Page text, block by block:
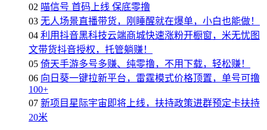
02 喵信号 首码上线 保底零撸
03 无人场景直播带货，刚睡醒就在爆单，小白也能做！
04 利用抖音黑科技云端商城快速涨粉开橱窗，米无忧图
文带货抖音授权，托管躺赚！
05 倚天手游多号多赚、纯零撸，不用下载，轻松赚！
06 向日葵一键拉新平台，雷霆模式价格顶置，单号可撸
100+
07 新项目星际宇宙即将上线，扶持政策进群预定卡扶持
20米